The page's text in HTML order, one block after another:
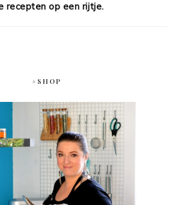
recepten op een rijtje.
#SHOP